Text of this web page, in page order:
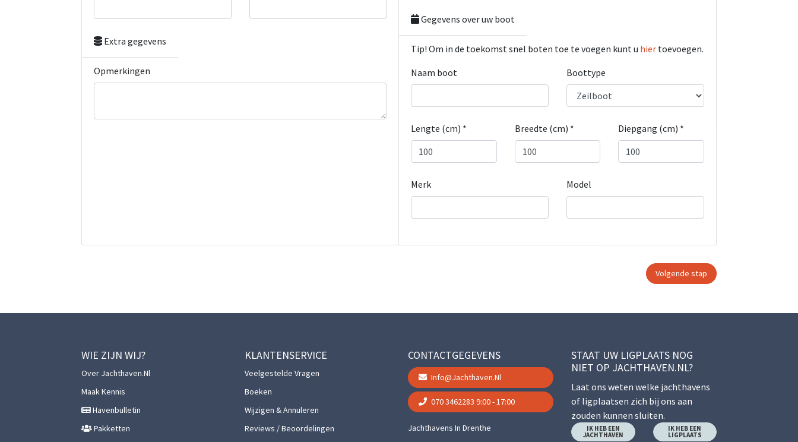
Extra gegevens
Opmerkingen
Gegevens over uw boot
Tip! Om in de toekomst snel boten toe te voegen kunt u hier toevoegen.
Naam boot
Boottype
Lengte (cm) * Breedte (cm) * Diepgang (cm) *
Merk Model
WIE ZIJN WIJ?
Over Jachthaven.nl
Maak Kennis
Havenbulletin
Pakketten
KLANTENSERVICE
Veelgestelde Vragen
Boeken
Wijzigen & Annuleren
Reviews / Beoordelingen
CONTACTGEGEVENS
Info@jachthaven.nl
070 3462283 9:00 - 17:00
Jachthavens In Drenthe
STAAT UW LIGPLAATS NOG
NIET OP JACHTHAVEN.NL?
Laat ons weten welke jachthavens
of ligplaatsen zich bij ons aan
zouden kunnen sluiten.
IK HEB EEN
JACHTHAVEN
IK HEB EEN
LIGPLAATS